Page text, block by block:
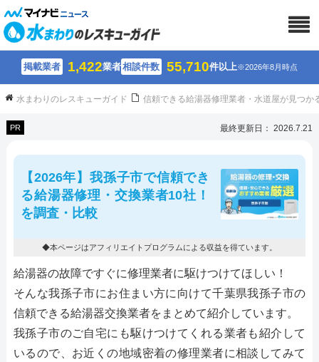
掲載業者 1,422業者相談件数 55,710件以上※2026年8月時点
水まわりのレスキューガイド 信頼できる給湯器修理業者・水道屋が見つか
PR 最終更新日： 2026.7.21
【2026年】我孫子市で信頼でき
る給湯器修理・交換業者10社！
を調査・比較
◆本ページはアフィリエイトプログラムによる収益を得ています。
給湯器の故障ですぐに修理業者に駆けつけてほしい！
そんな我孫子市にお住まい方に向けて千葉県我孫子市の
信頼できる給湯器交換業者をまとめて紹介しています。
我孫子市のご自宅にも駆けつけてくれる業者も紹介して
いるので、お近くの地域密着の修理業者に相談してみて